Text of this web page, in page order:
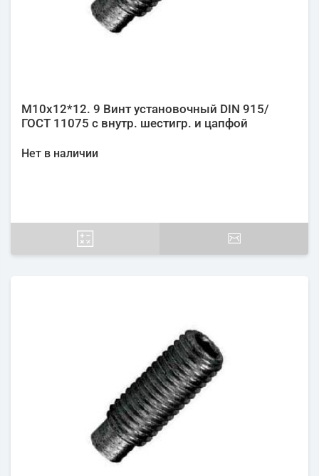
М10х12*12. 9 Винт установочный DIN 915/
ГОСТ 11075 с внутр. шестигр. и цапфой
Нет в наличии